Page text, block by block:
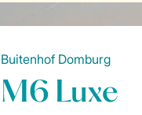
Buitenhof Domburg
M6 Luxe